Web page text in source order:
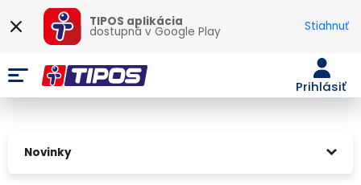
TIPOS aplikácia
dostupná vGoogle Play Stiahnuť
Prihlásiť
Novinky